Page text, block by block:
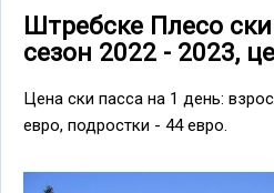
Штребске Плесо
сезон 2022 - 2023,
Цена ски пасса на 1 день:
евро, подростки - 44 евро.